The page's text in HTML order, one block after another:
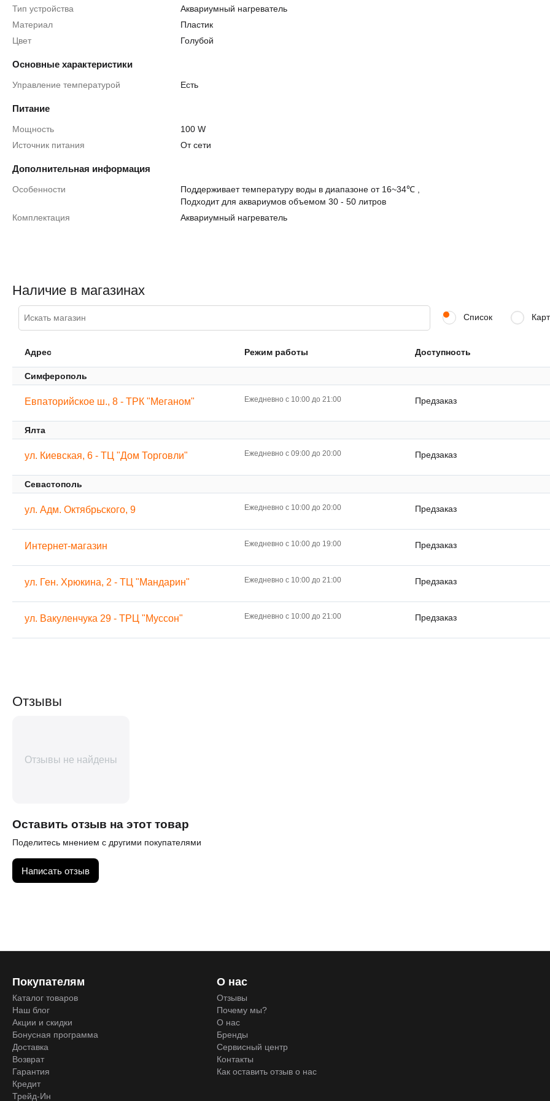
Тип устройства
Аквариумный нагреватель
Материал
Пластик
Цвет
Голубой
Основные характеристики
Управление температурой Есть
Питание
Мощность
100 W
Источник питания
От сети
Дополнительная информация
Особенности Поддерживает температуру воды в диапазоне от 16~34℃
Подходит для аквариумов объемом 30 - 50 литров
Комплектация
Аквариумный нагреватель
Наличие в магазинах
Список
Адрес Режим работы Доступность
Симферополь
Евпаторийское ш., 8 - ТРК "Меганом" Ежедневно с 10:00 до 21:00 Предзаказ
Ялта
ул. Киевская, 6 - ТЦ "Дом Торговли" Ежедневно с 09:00 до 20:00 Предзаказ
Севастополь
ул. Адм. Октябрьского, 9 Ежедневно с 10:00 до 20:00 Предзаказ
Интернет-магазин Ежедневно с 10:00 до 19:00 Предзаказ
ул. Ген. Хрюкина, 2 - ТЦ "Мандарин" Ежедневно с 10:00 до 21:00 Предзаказ
ул. Вакуленчука 29 - ТРЦ "Муссон" Ежедневно с 10:00 до 21:00 Предзаказ
Отзывы
Отзывы не найдены
Оставить отзыв на этот товар
Поделитесь мнением с другими покупателями
Написать отзыв
Покупателям
Каталог товаров
Наш блог
Акции и скидки
Бонусная программа
Доставка
Возврат
Гарантия
Кредит
Трейд-Ин
О нас
Отзывы
Почему мы?
О нас
Бренды
Сервисный центр
Контакты
Как оставить отзыв о нас